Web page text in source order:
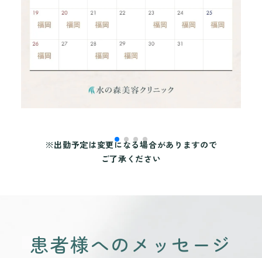
※出勤予定は変更になる場合がありますので
ご了承ください
患者様へのメッセージ